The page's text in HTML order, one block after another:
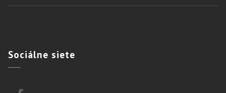
Sociálne siete